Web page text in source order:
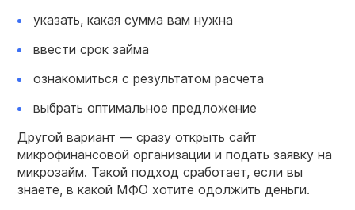
указать, какая сумма вам нужна
ввести срок займа
ознакомиться с результатом расчета
выбрать оптимальное предложение
Другой вариант — сразу открыть сайт
микрофинансовой организации и подать заявку на
микрозайм. Такой подход сработает, если вы
знаете, в какой МФО хотите одолжить деньги.